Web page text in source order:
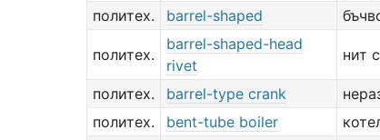
политех.
barrel-shaped
политех.
barrel-shaped-head
rivet
нит
политех. barrel-type crank
политех.
bent-tube boiler